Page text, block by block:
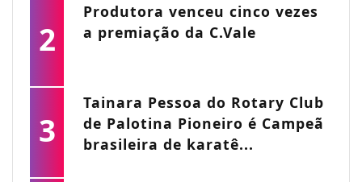
2
Produtora venceu cinco vezes
a premiação da C.Vale
3
Tainara Pessoa do Rotary Club
de Palotina Pioneiro é Campeã
brasileira de karatê...